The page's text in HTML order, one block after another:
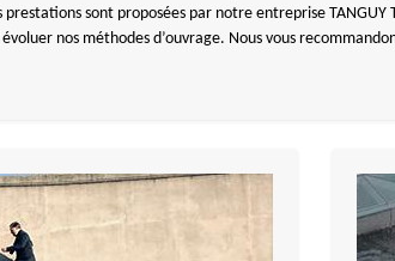
sont proposées par notre entreprise TANGUY
nos méthodes d’ouvrage. Nous vous